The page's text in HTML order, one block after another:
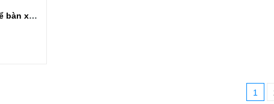
Hộp đựng bút để bàn xoay 360 hình hoa 6 ngăn
1